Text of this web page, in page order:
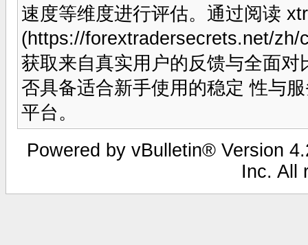
速度等维度进行评估。通过阅读
(https://forextradersecrets.net/
获取来自真实用户的反馈与全面
否具备适合新手使用的稳定 性与
平台。
Powered by vBulletin® Version
Inc. All